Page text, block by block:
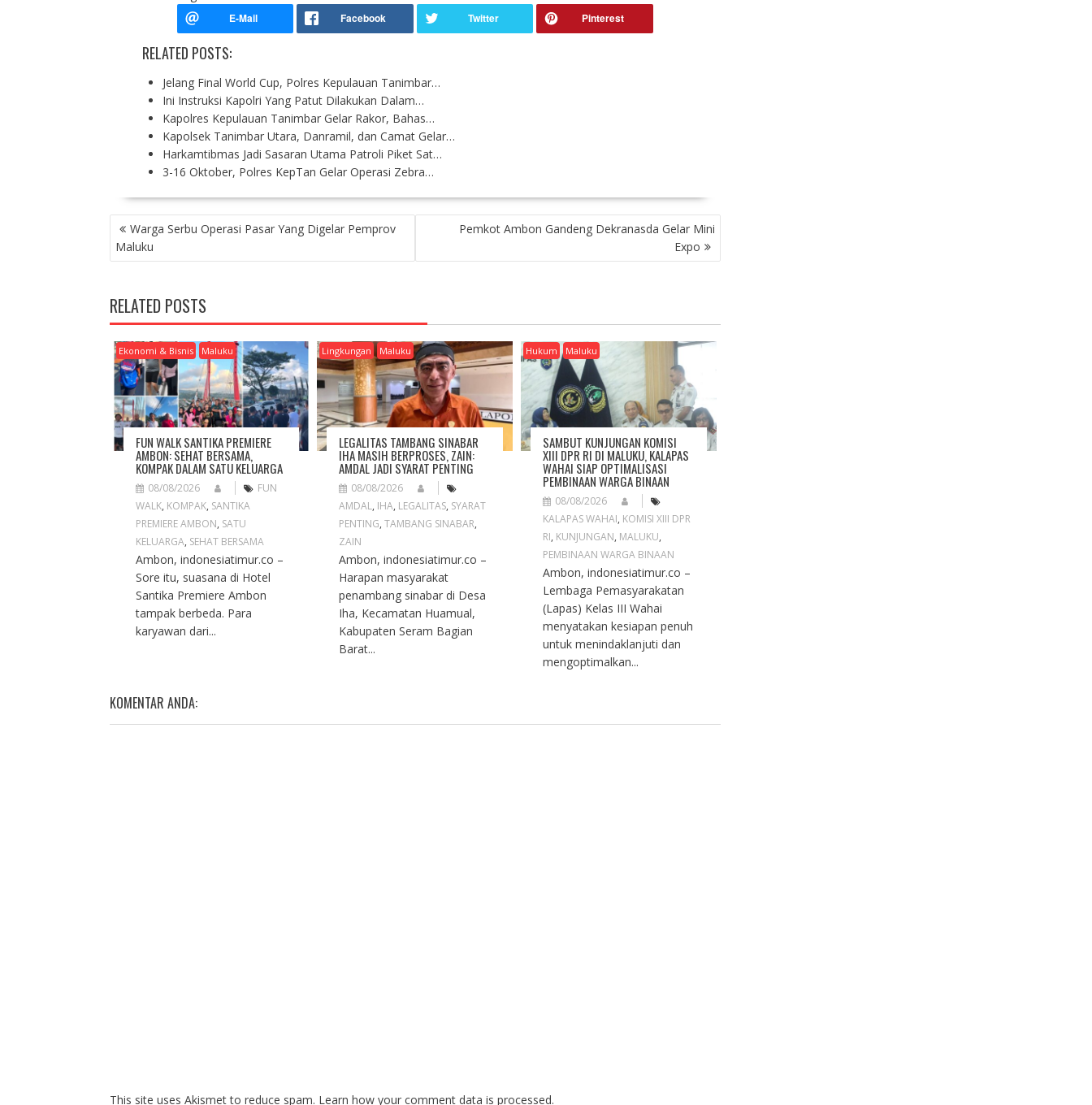
RELATED POSTS:
Jelang Final World Cup, Polres Kepulauan Tanimbar…
Ini Instruksi Kapolri Yang Patut Dilakukan Dalam…
Kapolres Kepulauan Tanimbar Gelar Rakor, Bahas…
Kapolsek Tanimbar Utara, Danramil, dan Camat Gelar…
Harkamtibmas Jadi Sasaran Utama Patroli Piket Sat…
3-16 Oktober, Polres KepTan Gelar Operasi Zebra…
P
O
S
N
A
V
G
A
T
O
N
Warga Serbu Operasi Pasar Yang Digelar Pemprov
Maluku
Pemkot Ambon Gandeng Dekranasda Gelar Mini
Expo
RELATED POSTS
Ekonomi & Bisnis Maluku
FUN WALK SANTIKA PREMIERE
AMBON: SEHAT BERSAMA,
KOMPAK DALAM SATU KELUARGA
08/08/2026
FUN
WALK, KOMPAK, SANTIKA
PREMIERE AMBON, SATU
KELUARGA, SEHAT BERSAMA
Ambon, indonesiatimur.co –
Sore itu, suasana di Hotel
Santika Premiere Ambon
tampak berbeda. Para
karyawan dari...
Lingkungan Maluku
LEGALITAS TAMBANG SINABAR
IHA MASIH BERPROSES, ZAIN:
AMDAL JADI SYARAT PENTING
08/08/2026
AMDAL, IHA, LEGALITAS, SYARAT
PENTING,TAMBANG SINABAR,
ZAIN
Ambon, indonesiatimur.co –
Harapan masyarakat
penambang sinabar di Desa
Iha, Kecamatan Huamual,
Kabupaten Seram Bagian
Barat...
Hukum Maluku
SAMBUT KUNJUNGAN KOMISI
XIII DPR RI DI MALUKU, KALAPAS
WAHAI SIAP OPTIMALISASI
PEMBINAAN WARGA BINAAN
08/08/2026
KALAPAS WAHAI, KOMISI XIII DPR
RI, KUNJUNGAN, MALUKU,
PEMBINAAN WARGA BINAAN
Ambon, indonesiatimur.co –
Lembaga Pemasyarakatan
(Lapas) Kelas III Wahai
menyatakan kesiapan penuh
untuk menindaklanjuti dan
mengoptimalkan...
KOMENTAR ANDA:
This site uses Akismet to reduce spam. Learn how your comment data is processed.